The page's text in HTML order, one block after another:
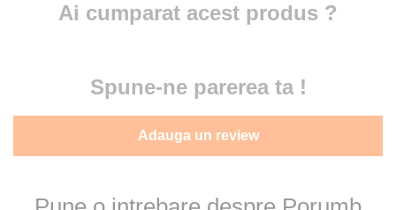
Ai cumparat acest produs ?
Spune-ne parerea ta !
Adauga un review